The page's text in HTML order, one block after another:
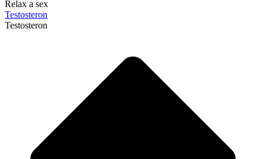
Relax a sex
Testosteron
Testosteron